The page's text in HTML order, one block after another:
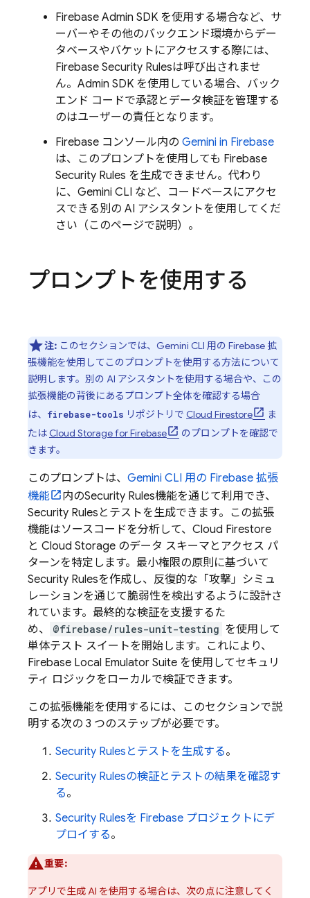
Firebase Admin SDK を使用する場合など、サ
ーバーやその他のバックエンド環境からデー
タベースやバケットにアクセスする際には、
Firebase Security Rulesは呼び出されませ
ん。 Admin SDK を使用している場合、バック
エンド コードで承認とデータ検証を管理する
のはユーザーの責任となります。
Firebase コンソール内の Gemini in Firebase
は、このプロンプトを使用しても Firebase
Security Rules を生成できません。代わり
に、 Gemini CLI など、コードベースにアクセ
スできる別の AI アシスタントを使用してくだ
さい（このページで説明）。
プロンプトを使用する
注: このセクションでは、 Gemini CLI 用の Firebase 拡
張機能を使用してこのプロンプトを使用する方法について
説明します。別の AI アシスタントを使用する場合や、この
拡張機能の背後にあるプロンプト全体を確認する場合
は、
firebase-tools リポジトリで Cloud Firestore
ま
たは Cloud Storage for Firebase
のプロンプトを確認で
きます。
このプロンプトは、 Gemini CLI 用の Firebase 拡張
機能
内のSecurity Rules機能を通じて利用でき、
Security Rules とテストを生成できます。この拡張
機能はソースコードを分析して、 Cloud Firestore
と Cloud Storage のデータ スキーマとアクセス パ
ターンを特定します。最小権限の原則に基づいて
Security Rulesを作成し、反復的な「攻撃」シミュ
レーションを通じて脆弱性を検出するように設計さ
れています。最終的な検証を支援するた
め、
@firebase/rules-unit-testing を使用して
単体テスト スイートを開始します。これにより、
Firebase Local Emulator Suite を使用してセキュリ
ティ ロジックをローカルで検証できます。
この拡張機能を使用するには、このセクションで説
明する次の 3 つのステップが必要です。
Security Rules とテストを生成する。
Security Rulesの検証とテストの結果を確認す
る。
Security Rulesを Firebase プロジェクトにデ
プロイする。
重要:
アプリで生成 AI を使用する場合は、次の点に注意してく